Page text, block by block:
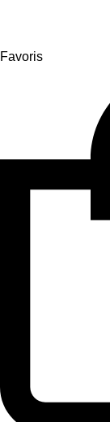
Favoris